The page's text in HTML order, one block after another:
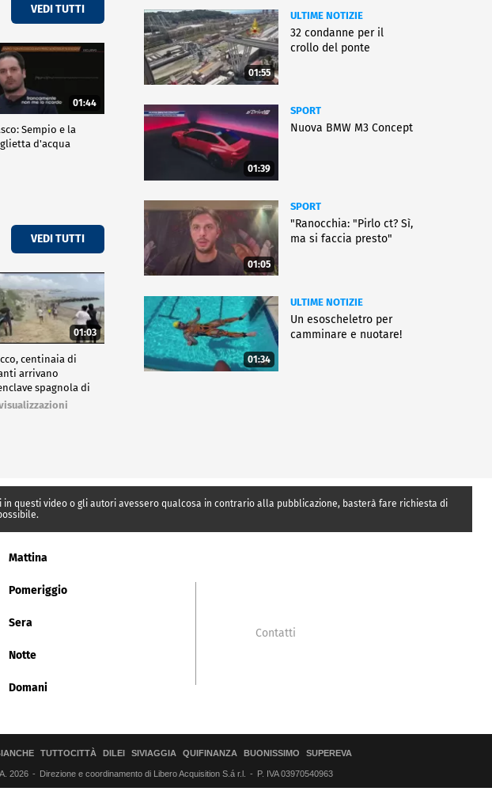
VEDI TUTTI
01:44
Sempio e la
d'acqua
VEDI TUTTI
01:03
centinaia di
arrivano
spagnola di
01:55
ULTIME NOTIZIE
32 condanne per il
crollo del ponte
01:39
SPORT
Nuova BMW M3 Concept
01:05
SPORT
"Ranocchia: "Pirlo ct? Sì,
ma si faccia presto"
01:34
ULTIME NOTIZIE
Un esoscheletro per
camminare e nuotare!
questi video o gli autori avessero qualcosa in contrario alla pubblicazione, basterà fare richiesta di
Mattina
Pomeriggio
Sera
Notte
Domani
Contatti
TUTTOCITTÀ DILEI SIVIAGGIA QUIFINANZA BUONISSIMO SUPEREVA
2026 Direzione e coordinamento di Libero Acquisition S.á r.l. P. IVA 03970540963